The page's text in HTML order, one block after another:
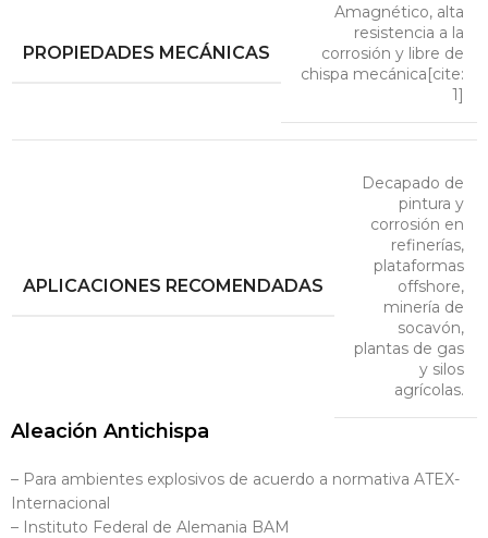
PROPIEDADES MECÁNICAS
Amagnético, alta
resistencia a la
corrosión y libre de
chispa mecánica[cite:
1]
APLICACIONES RECOMENDADAS
Decapado de
pintura y
corrosión en
refinerías,
plataformas
offshore,
minería de
socavón,
plantas de gas
y silos
agrícolas.
Aleación Antichispa
– Para ambientes explosivos de acuerdo a normativa ATEX-
Internacional
– Instituto Federal de Alemania BAM